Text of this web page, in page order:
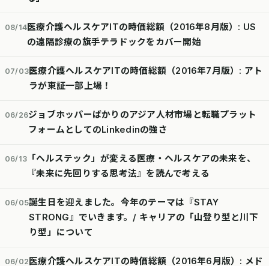
08/14医療介護ヘルスケアITの時価総額（2016年8月版）: US
の遠隔診療の旗手テラドックをカバー開始
07/03医療介護ヘルスケアITの時価総額（2016年7月版）: アト
ラが東証一部上場！
06/26ジョブホッパーばかりのアジア人材市場と転職プラット
フォームとしてのLinkedinの強さ
06/13 「ヘルステック」が変える医療・ヘルスケアの未来を、
『未来に先回りする思考法』を読んで考える
06/05誕生日を迎えました。今年のテーマは『STAY
STRONG』でいきます。/ キャリアの「山登り型と川下
り型」について
06/02医療介護ヘルスケアITの時価総額（2016年6月版）: メド